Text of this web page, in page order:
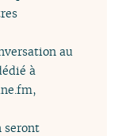
au
à
seront